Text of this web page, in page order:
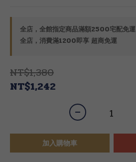
全店，全館指定商品滿額2500宅配免運
全店，消費滿1200即享 超商免運
NT$1,380
NT$1,242
加入購物車